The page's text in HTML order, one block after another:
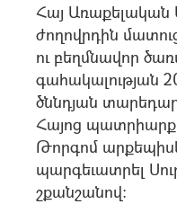
Հայ Առաքելական
ժողովրդին
ու բեղմնավոր
գահակալության
ծննդյան
Հայոց
Թորգոմ
պարգեւատրել
շքանշանով: